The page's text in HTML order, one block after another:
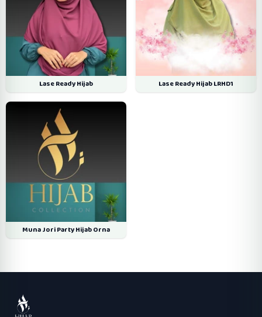
Lase Ready Hijab Lase Ready Hijab LRHD1
Muna Jori Party Hijab Orna